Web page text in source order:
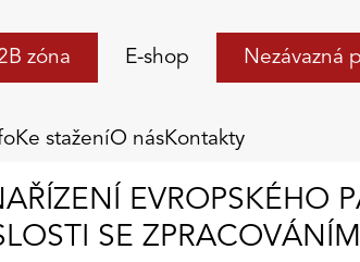
Ke staženíO násKontakty
zóna E-shop Nezávazná
EVROPSKÉHO
SE